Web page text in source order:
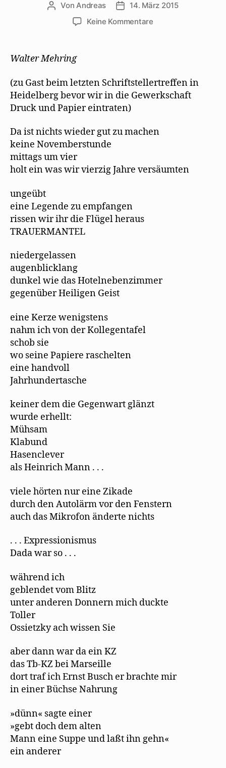
t
e
e
ö
f
f
n
e
f
f
t
)
n
n
n
s
r
g
e
ö
f
f
t
)
M
a
(
W
i
r
d
i
n
e
u
e
e
n
g
e
ö
f
s
t
r
)
Beitragsautor
VonAndreas Beitragsdatum
14. März 2015
Keine Kommentarezu
Walter Mehring
(zu Gast beim letzten Schriftstellertreffen in
Heidelberg bevor wir in die Gewerkschaft
Druck und Papier eintraten)
Da ist nichts wieder gut zu machen
keine Novemberstunde
mittags um vier
holt ein was wir vierzig Jahre versäumten
ungeübt
eine Legende zu empfangen
rissen wir ihr die Flügel heraus
TRAUERMANTEL
niedergelassen
augenblicklang
dunkel wie das Hotelnebenzimmer
gegenüber Heiligen Geist
eine Kerze wenigstens
nahm ich von der Kollegentafel
schob sie
wo seine Papiere raschelten
eine handvoll
Jahrhundertasche
keiner dem die Gegenwart glänzt
wurde erhellt:
Mühsam
Klabund
Hasenclever
als Heinrich Mann . . .
viele hörten nur eine Zikade
durch den Autolärm vor den Fenstern
auch das Mikrofon änderte nichts
. . . Expressionismus
Dada war so . . .
während ich
geblendet vom Blitz
unter anderen Donnern mich duckte
Toller
Ossietzky ach wissen Sie
aber dann war da ein KZ
das Tb-KZ bei Marseille
dort traf ich Ernst Busch er brachte mir
in einer Büchse Nahrung
»dünn« sagte einer
»gebt doch dem alten
Mann eine Suppe und laßt ihn gehn«
ein anderer